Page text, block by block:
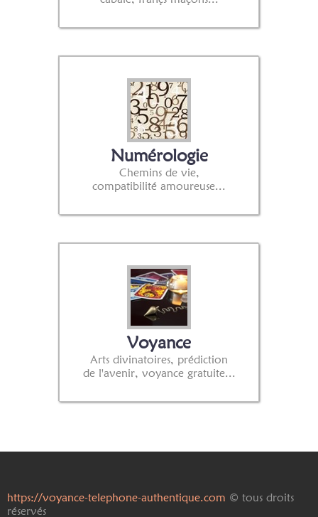
Numérologie
Chemins de vie,
compatibilité amoureuse...
Voyance
Arts divinatoires, prédiction
de l'avenir, voyance gratuite...
https://voyance-telephone-authentique.com © tous droits
réservés